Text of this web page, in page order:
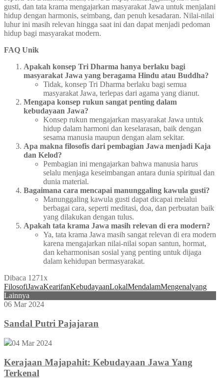
gusti, dan tata krama mengajarkan masyarakat Jawa untuk menjalani
hidup dengan harmonis, seimbang, dan penuh kesadaran. Nilai-nilai
luhur ini masih relevan hingga saat ini dan dapat menjadi pedoman
hidup bagi masyarakat modern.
FAQ Unik
Apakah konsep Tri Dharma hanya berlaku bagi
masyarakat Jawa yang beragama Hindu atau Buddha?
Tidak, konsep Tri Dharma berlaku bagi semua
masyarakat Jawa, terlepas dari agama yang dianut.
Mengapa konsep rukun sangat penting dalam
kebudayaan Jawa?
Konsep rukun mengajarkan masyarakat Jawa untuk
hidup dalam harmoni dan keselarasan, baik dengan
sesama manusia maupun dengan alam sekitar.
Apa makna filosofis dari pembagian Jawa menjadi Kaja
dan Kelod?
Pembagian ini mengajarkan bahwa manusia harus
selalu menjaga keseimbangan antara dunia spiritual dan
dunia material.
Bagaimana cara mencapai manunggaling kawula gusti?
Manunggaling kawula gusti dapat dicapai melalui
berbagai cara, seperti meditasi, doa, dan perbuatan baik
yang dilakukan dengan tulus.
Apakah tata krama Jawa masih relevan di era modern?
Ya, tata krama Jawa masih sangat relevan di era modern
karena mengajarkan nilai-nilai sopan santun, hormat,
dan keharmonisan sosial yang penting untuk dijaga
dalam kehidupan bermasyarakat.
Dibaca 1271x
FilosofiJawaKearifanKebudayaanLokalMendalamMengenalyang
Lainnya
06 Mar 2024
Sandal Putri Pajajaran
04 Mar 2024
Kerajaan Majapahit: Kebudayaan Jawa Yang
Terkenal